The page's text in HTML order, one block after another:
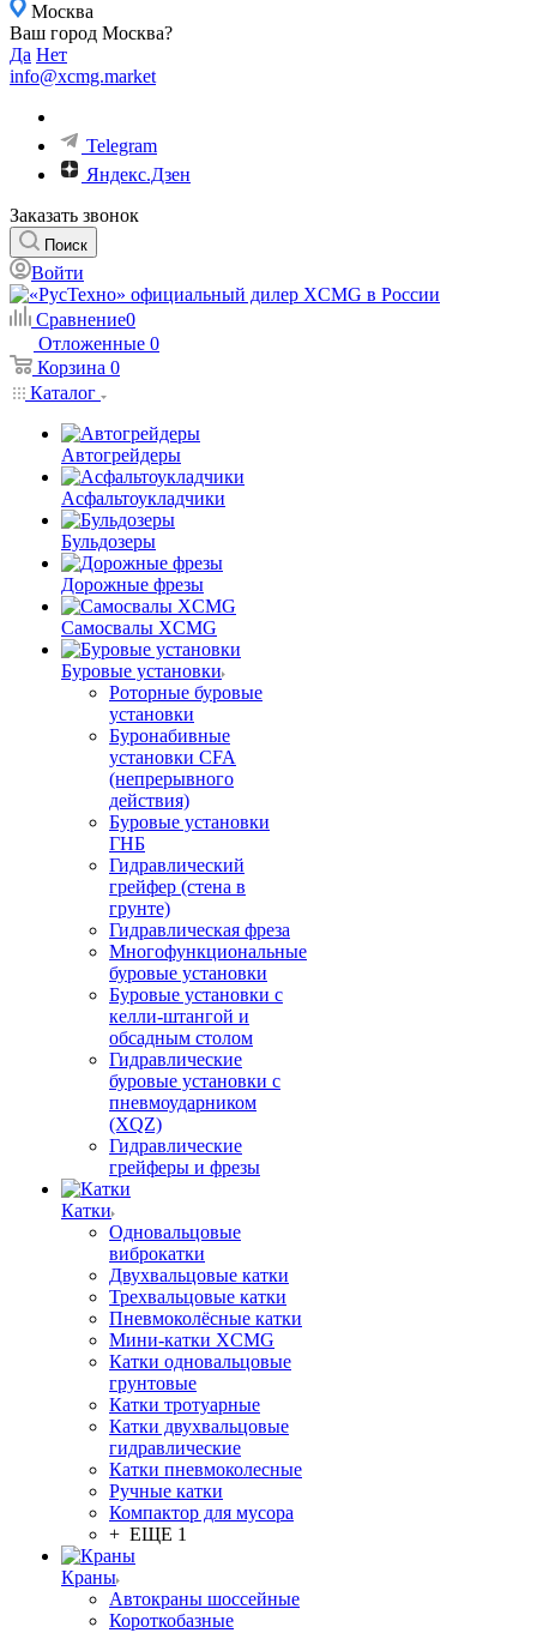
Москва
Ваш город Москва?
Да Нет
info@xcmg.market
Telegram
Яндекс.Дзен
Заказать звонок
Поиск
Войти
Сравнение0
Отложенные 0
Корзина 0
Каталог
Автогрейдеры
Асфальтоукладчики
Бульдозеры
Дорожные фрезы
Самосвалы XCMG
Буровые установки
Роторные буровые
установки
Буронабивные
установки CFA
(непрерывного
действия)
Буровые установки
ГНБ
Гидравлический
грейфер (стена в
грунте)
Гидравлическая фреза
Многофункциональные
буровые установки
Буровые установки с
келли-штангой и
обсадным столом
Гидравлические
буровые установки с
пневмоударником
(XQZ)
Гидравлические
грейферы и фрезы
Катки
Одновальцовые
виброкатки
Двухвальцовые катки
Трехвальцовые катки
Пневмоколёсные катки
Мини-катки XCMG
Катки одновальцовые
грунтовые
Катки тротуарные
Катки двухвальцовые
гидравлические
Катки пневмоколесные
Ручные катки
Компактор для мусора
+ ЕЩЕ 1
Краны
Автокраны шоссейные
Короткобазные